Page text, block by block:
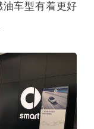
车型有着更好